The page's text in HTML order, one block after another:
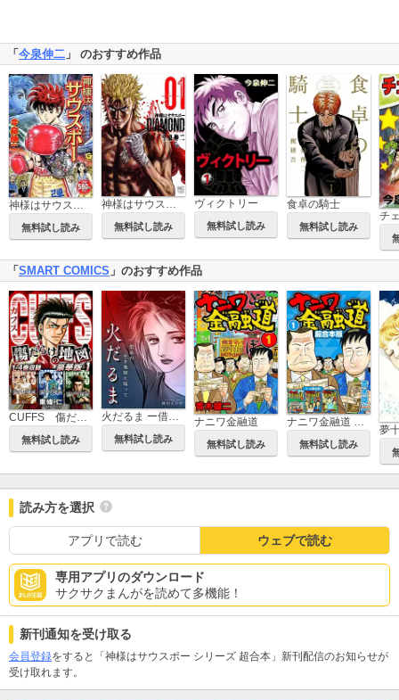
「 今泉伸二 」 のおすすめ作品
無料試し読み 無料試し読み
ヴィクトリー
無料試し読み
食卓の騎士
無料試し読み
チ
「 SMART COMICS 」のおすすめ作品
CUFFS 傷だらけの地図（豪華版）
無料試し読み
火だるま ー借金の生き地獄に陥ってー
無料試し読み
ナニワ金融道
無料試し読み
ナニワ金融道 超合本版
無料試し読み
夢
読み方を選択
アプリで読む ウェブで読む
専用アプリのダウンロード
サクサクまんがを読めて多機能！
新刊通知を受け取る
会員登録をすると「神様はサウスポー シリーズ 超合本」新刊配信のお知らせが
受け取れます。